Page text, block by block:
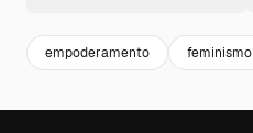
empoderamento feminismo